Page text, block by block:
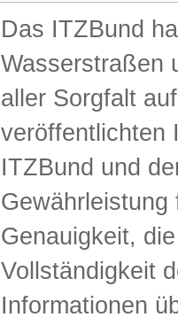
Das ITZBund
Wasserstraßen
aller Sorgfalt
veröffentlichten
ITZBund und
Genauigkeit,
Vollständigkeit
Informationen